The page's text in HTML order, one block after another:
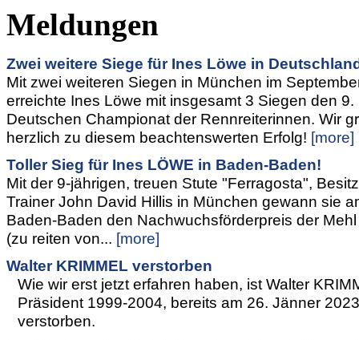
Meldungen
Zwei weitere Siege für Ines Löwe in
Mit zwei weiteren Siegen in München im
erreichte Ines Löwe mit insgesamt 3 Siegen den 9.
Deutschen Championat der Rennreiterinnen. Wir
herzlich zu diesem beachtenswerten Erfolg! [more]
Toller Sieg für Ines LÖWE in Baden-Baden!
Mit der 9-jährigen, treuen Stute "Ferragosta",
Trainer John David Hillis in München gewann sie
Baden-Baden den Nachwuchsförderpreis der
(zu reiten von... [more]
Walter KRIMMEL verstorben
Wie wir erst jetzt erfahren haben, ist Walter
Präsident 1999-2004, bereits am 26. Jänner
verstorben.